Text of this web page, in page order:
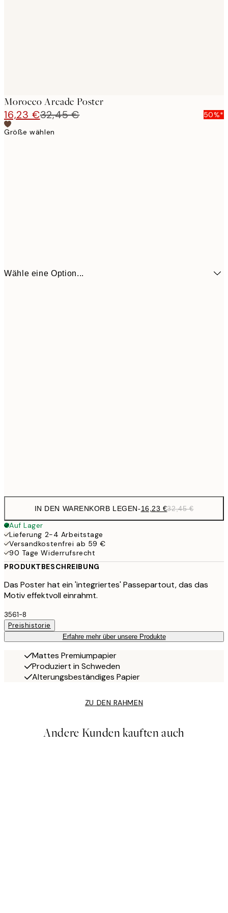
Morocco Arcade Poster
16,23 €32,45 €
50%*
Größe wählen
Wähle eine Option...
IN DEN WARENKORB LEGEN-16,23 €32,45 €
Auf Lager
Lieferung 2-4 Arbeitstage
Versandkostenfrei ab 59 €
90 Tage Widerrufsrecht
PRODUKTBESCHREIBUNG
Das Poster hat ein 'integriertes' Passepartout, das das
Motiv effektvoll einrahmt.
3561-8
Preishistorie
Erfahre mehr über unsere Produkte
Mattes Premiumpapier
Produziert in Schweden
Alterungsbeständiges Papier
ZU DEN RAHMEN
Andere Kunden kauften auch